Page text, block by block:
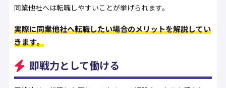
同業他社へは転職しやすいことが挙げられます。
実際に同業他社へ転職したい場合のメリットを解説してい
きます。
即戦力として働ける